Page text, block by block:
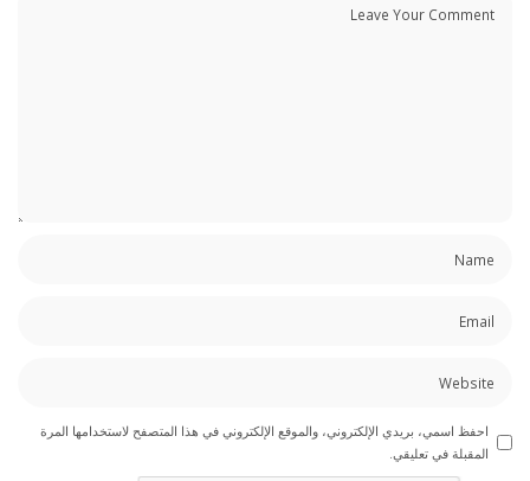
احفظ اسمي، بريدي الإلكتروني، والموقع الإلكتروني في هذا المتصفح لاستخدامها المرة
المقبلة في تعليقي.